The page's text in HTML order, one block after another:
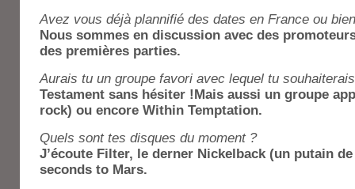
Avez vous déjà plannifié des dates en France ou
Nous sommes en discussion avec des
des premières parties.
Aurais tu un groupe favori avec lequel tu
Testament sans hésiter !Mais aussi un groupe
rock) ou encore Within Temptation.
Quels sont tes disques du moment ?
J’écoute Filter, le derner Nickelback (un putain
seconds to Mars.